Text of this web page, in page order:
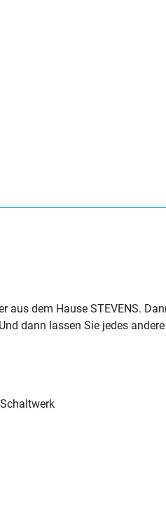
dem Hause STEVENS.
dann lassen Sie jedes